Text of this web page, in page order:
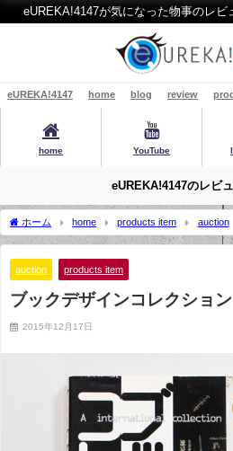
eUREKA!4147が気になった物事のレ
eUREKA!4147 home blog review
home YouTube
eUREKA!4147のレビ
ホーム home products item auction
【ピエ・ブックス】
auction products item
ブックデザインコレクショ
2015年12月17日